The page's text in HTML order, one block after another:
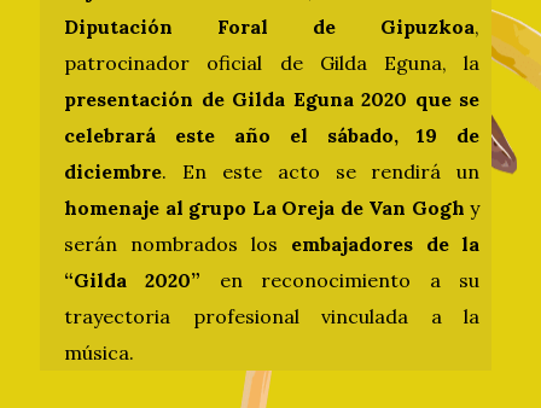
Diputación Foral de Gipuzkoa,
patrocinador oficial de Gilda Eguna, la
presentación de Gilda Eguna 2020 que se
celebrará este año el sábado, 19 de
diciembre. En este acto se rendirá un
homenaje al grupo La Oreja de Van Gogh y
serán nombrados los embajadores de la
“Gilda 2020” en reconocimiento a su
trayectoria profesional vinculada a la
música.